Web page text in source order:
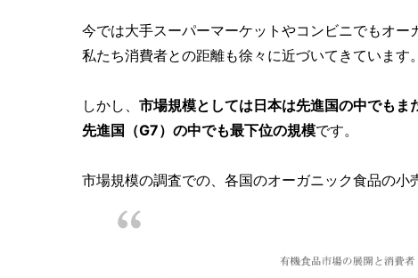
今では大手スーパーマーケットやコンビニでもオー
私たち消費者との距離も徐々に近づいてきています。
しかし、 市場規模としては日本は先進国の中でもま
先進国（G7）の中でも最下位の規模です。
市場規模の調査での、各国のオーガニック食品の小